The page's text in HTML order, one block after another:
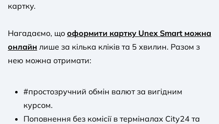
картку.
Нагадаємо, що оформити картку Unex Smart можна
онлайн лише за кілька кліків та 5 хвилин. Разом з
нею можна отримати:
#простозручний обмін валют за вигідним
курсом.
Поповнення без комісії в терміналах City24 та